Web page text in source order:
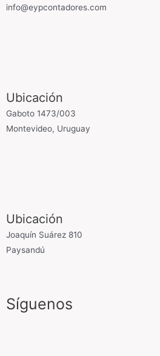
info@eypcontadores.com
Ubicación
Gaboto 1473/003
Montevideo, Uruguay
Ubicación
Joaquín Suárez 810
Paysandú
Síguenos